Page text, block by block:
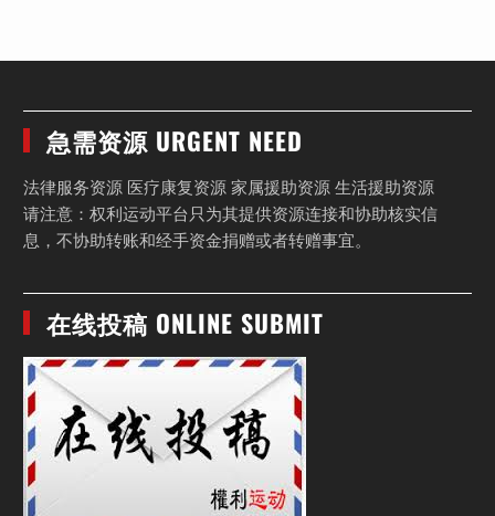
急需资源 URGENT NEED
法律服务资源 医疗康复资源 家属援助资源 生活援助资源
请注意：权利运动平台只为其提供资源连接和协助核实信
息，不协助转账和经手资金捐赠或者转赠事宜。
在线投稿 ONLINE SUBMIT